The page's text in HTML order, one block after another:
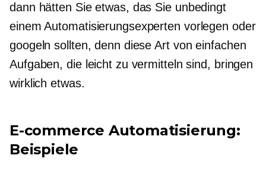
dann hätten Sie etwas, das Sie unbedingt
einem Automatisierungsexperten vorlegen oder
googeln sollten, denn diese Art von einfachen
Aufgaben, die leicht zu vermitteln sind, bringen
wirklich etwas.
E-commerce Automatisierung:
Beispiele